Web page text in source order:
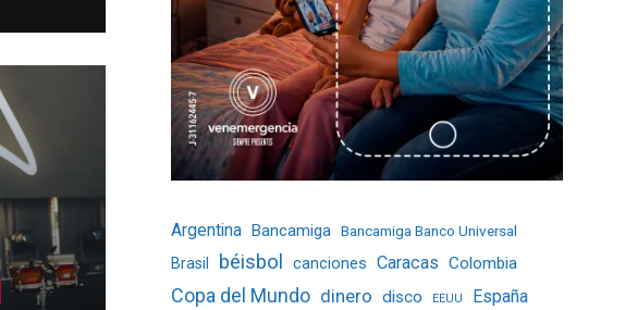
Argentina Bancamiga Bancamiga Banco Universal
Brasil
béisbol canciones Caracas Colombia
Copa del Mundo dinero disco EEUU España